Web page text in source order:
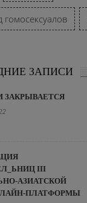
гомосексуалов
ЗАПИСИ
ЗАКРЫВАЕТСЯ
III
АЗИАТСКОЙ
ПЛАТФОРМЫ